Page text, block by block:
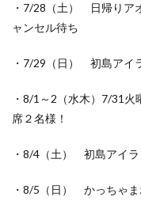
・7/28（土） 日帰り
ャンセル待ち
・7/29（日） 初島アイ
・8/1～2（水木）7/31
席２名様！
・8/4（土） 初島アイ
・8/5（日） かっちゃ